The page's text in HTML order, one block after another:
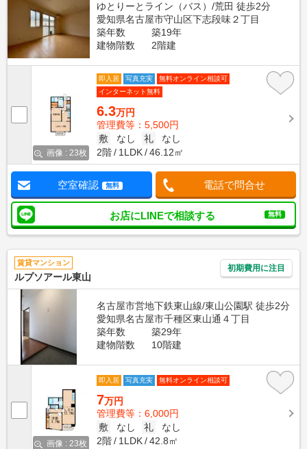
ゆとりーとライン（バス）/荒田 徒歩2分
愛知県名古屋市守山区下志段味２丁目
築年数
築19年
建物階数
2階建
画像 : 23枚
即入居 写真充実
無料オンライン相談可
インターネット無料
6.3万円
管理費等：5,500円
敷
なし 礼
なし
2階
1LDK 46.12㎡
空室確認 無料 電話で問合せ
お店にLINEで相談する 無料
賃貸マンション
ルプソアール東山
初期費用に注目
名古屋市営地下鉄東山線/東山公園駅 徒歩2分
愛知県名古屋市千種区東山通４丁目
築年数
築29年
建物階数
10階建
画像 : 23枚
即入居 写真充実 無料オンライン相談可
7万円
管理費等：6,000円
敷
なし 礼
なし
2階
1LDK 42.8㎡